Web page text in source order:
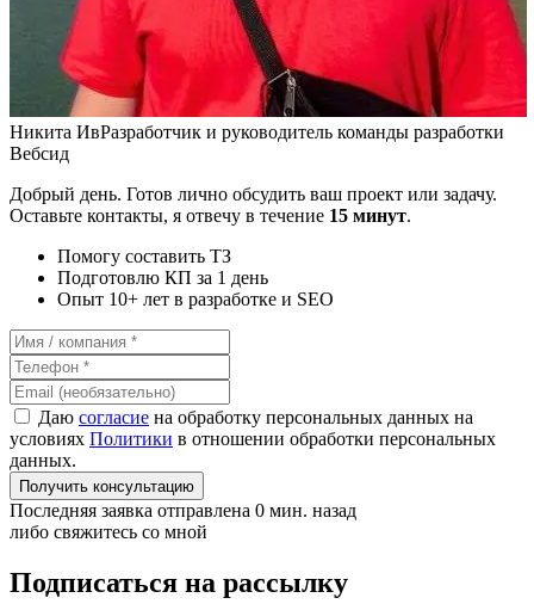
Никита ИвРазработчик и руководитель команды разработки
Вебсид
Добрый день. Готов лично обсудить ваш проект или задачу.
Оставьте контакты, я отвечу в течение 15 минут.
Помогу составить ТЗ
Подготовлю КП за 1 день
Опыт 10+ лет в разработке и SEO
Даю согласие на обработку персональных данных на
условиях Политики в отношении обработки персональных
данных.
Получить консультацию
Последняя заявка отправлена 0 мин. назад
либо свяжитесь со мной
Подписаться на рассылку